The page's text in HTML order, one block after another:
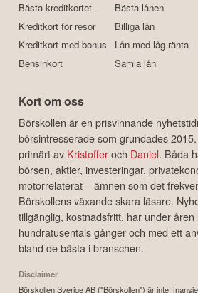
Bästa kreditkortet
Kreditkort för resor
Kreditkort med bonus
Bensinkort
Bästa lånen
Billiga lån
Lån med låg ränta
Samla lån
Kort om oss
Börskollen är en prisvinnande
börsintresserade som grundades
primärt av Kristofferoch Daniel. Båda
börsen, aktier, investeringar,
motorrelaterat – ämnen som det
Börskollens växande skara läsare.
tillgänglig, kostnadsfritt, har under
hundratusentals gånger och med ett
bland de bästa i branschen.
Disclaimer
Börskollen Sverige AB ("Börskollen") är inte